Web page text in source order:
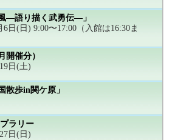
―語り描く武勇伝―」
日(日) 9:00〜17:00（入館は16:30ま
開催分）
日(土)
散歩in関ケ原」
ラリー
日(日)